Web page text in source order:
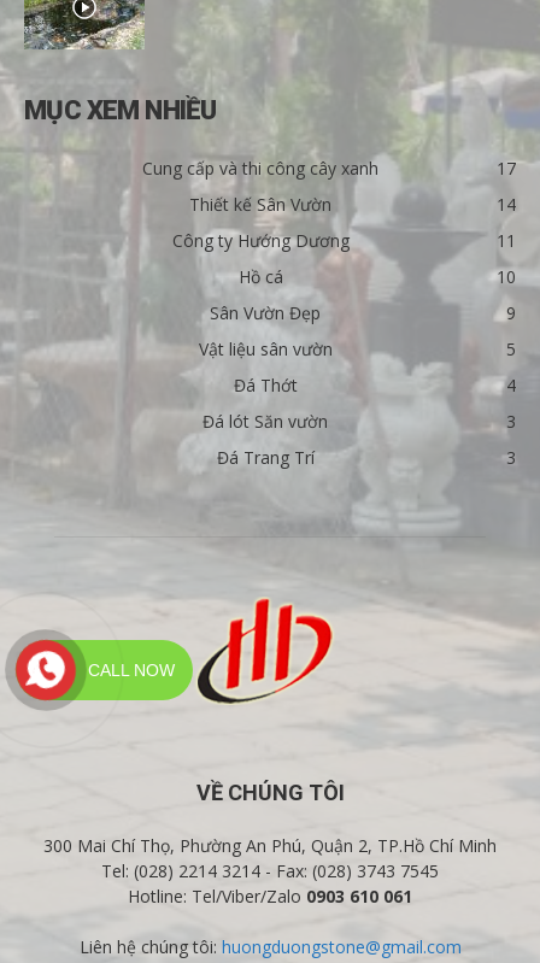
MỤC XEM NHIỀU
Cung cấp và thi công cây xanh
17
Thiết kế Sân Vườn
14
Công ty Hướng Dương
11
Hồ cá
10
Sân Vườn Đẹp
9
Vật liệu sân vườn
5
Đá Thớt
4
Đá lót Săn vườn
3
Đá Trang Trí
3
VỀ CHÚNG TÔI
300 Mai Chí Thọ, Phường An Phú, Quận 2, TP.Hồ Chí Minh
Tel: (028) 2214 3214 - Fax: (028) 3743 7545
Hotline: Tel/Viber/Zalo 0903 610 061
Liên hệ chúng tôi: huongduongstone@gmail.com
CALL NOW